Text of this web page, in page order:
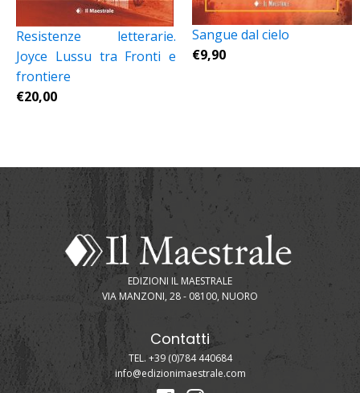
Resistenze letterarie.
Joyce Lussu tra Fronti e
frontiere
€20,00
Sangue dal cielo
€9,90
EDIZIONI IL MAESTRALE
VIA MANZONI, 28 - 08100, NUORO
Contatti
TEL. +39 (0)784 440684
info@edizionimaestrale.com